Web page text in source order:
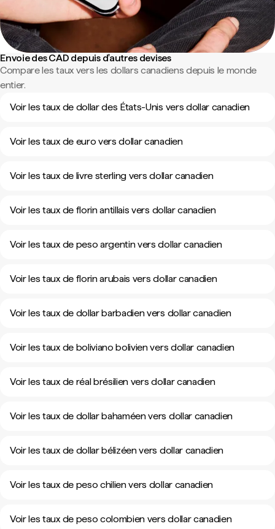
Envoie des CAD depuis d'autres devises
Compare les taux vers les dollars canadiens depuis le monde
entier.
Voir les taux de dollar des États-Unis vers dollar canadien
Voir les taux de euro vers dollar canadien
Voir les taux de livre sterling vers dollar canadien
Voir les taux de florin antillais vers dollar canadien
Voir les taux de peso argentin vers dollar canadien
Voir les taux de florin arubais vers dollar canadien
Voir les taux de dollar barbadien vers dollar canadien
Voir les taux de boliviano bolivien vers dollar canadien
Voir les taux de réal brésilien vers dollar canadien
Voir les taux de dollar bahaméen vers dollar canadien
Voir les taux de dollar bélizéen vers dollar canadien
Voir les taux de peso chilien vers dollar canadien
Voir les taux de peso colombien vers dollar canadien